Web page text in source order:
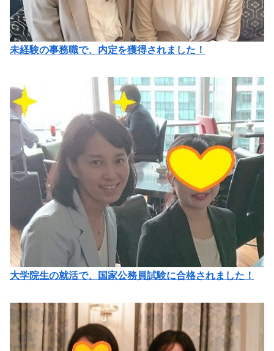
未経験の事務職で、内定を獲得されました！
大学院生の就活で、国家公務員試験に合格されました！